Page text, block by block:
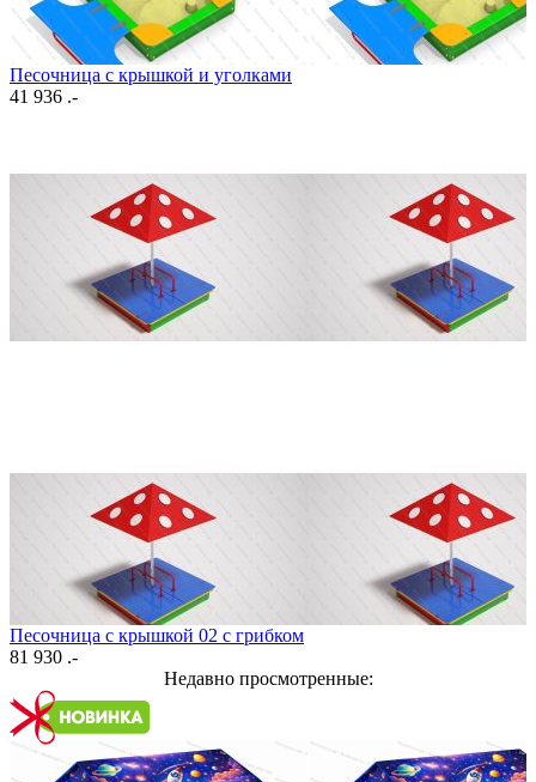
Песочница с крышкой и уголками
41 936 .-
Песочница с крышкой 02 с грибком
81 930 .-
Недавно просмотренные: